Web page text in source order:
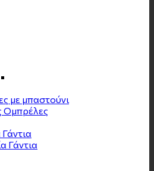
με μπαστούνι
Ομπρέλες
Γάντια